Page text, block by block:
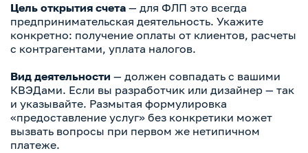
Цель открытия счета — для ФЛП это всегда
предпринимательская деятельность. Укажите
конкретно: получение оплаты от клиентов, расчеты
с контрагентами, уплата налогов.
Вид деятельности — должен совпадать с вашими
КВЭДами. Если вы разработчик или дизайнер — так
и указывайте. Размытая формулировка
«предоставление услуг» без конкретики может
вызвать вопросы при первом же нетипичном
платеже.